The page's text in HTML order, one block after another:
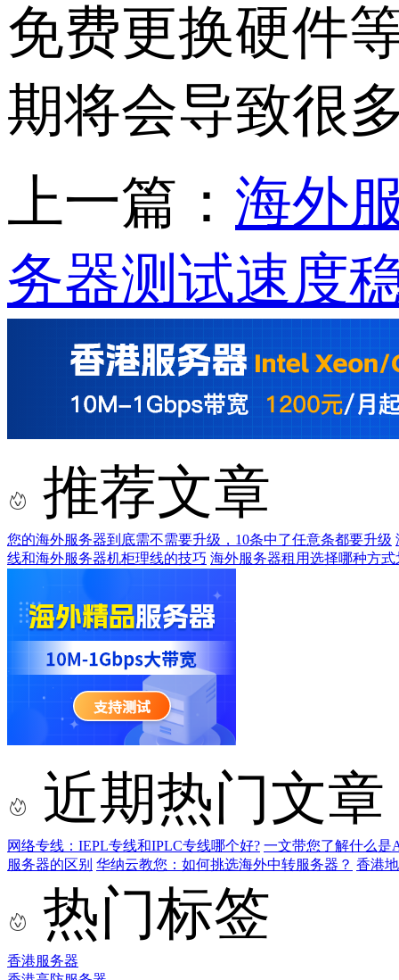
免费更换硬件
期将会导致很
上一篇： 海外
务器测试速度
推荐文章
您的海外服务器到底需不需要升级，10条中了任意条都要升级
线和海外服务器机柜理线的技巧 海外服务器租用选择哪种方式
近期热门文章
网络专线：IEPL专线和IPLC专线哪个好? 一文带您了解什么是
服务器的区别 华纳云教您：如何挑选海外中转服务器？ 香港
热门标签
香港服务器